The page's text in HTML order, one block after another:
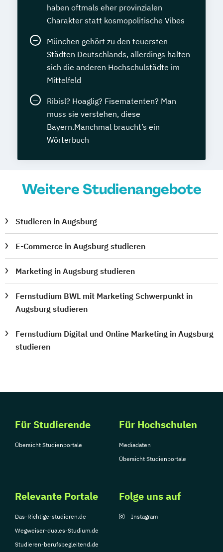
haben oftmals eher provinzialen
Charakter statt kosmopolitische Vibes
München gehört zu den teuersten
Städten Deutschlands, allerdings halten
sich die anderen Hochschulstädte im
Mittelfeld
Ribisl? Hoaglig? Fisematenten? Man
muss sie verstehen, diese
Bayern.Manchmal braucht’s ein
Wörterbuch
Weitere Studienangebote
Studieren in Augsburg
E-Commerce in Augsburg studieren
Marketing in Augsburg studieren
Fernstudium BWL mit Marketing Schwerpunkt in
Augsburg studieren
Fernstudium Digital und Online Marketing in Augsburg
studieren
Für Studierende
Übersicht Studienportale
Für Hochschulen
Mediadaten
Übersicht Studienportale
Relevante Portale
Das-Richtige-studieren.de
Wegweiser-duales-Studium.de
Studieren-berufsbegleitend.de
Folge uns auf
Instagram